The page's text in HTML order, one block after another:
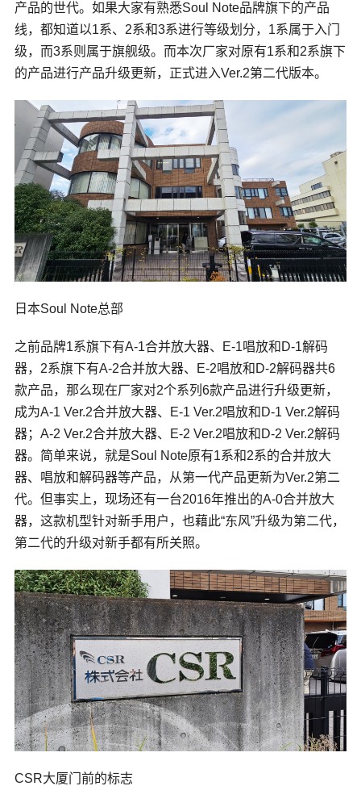
产品的世代。如果大家有熟悉Soul Note品牌旗下的产品
线，都知道以1系、2系和3系进行等级划分，1系属于入门
级，而3系则属于旗舰级。而本次厂家对原有1系和2系旗下
的产品进行产品升级更新，正式进入Ver.2第二代版本。
日本Soul Note总部
之前品牌1系旗下有A-1合并放大器、E-1唱放和D-1解码
器，2系旗下有A-2合并放大器、
E-2唱放和D-2解码器共6
款产品，那么现在厂家对2个系列6款产品进行升级更新，
成为A-1 Ver.2合并放大器、E-1 Ver.2唱放和D-1 Ver.2解码
器；A-2 Ver.2合并放大器、E-2 Ver.2唱放和D-2 Ver.2解码
器。简单来说，就是Soul Note原有1系和2系的合并放大
器、唱放和解码器等产品，从第一代产品更新为Ver.2第二
代。但事实上，现场还有一台2016年推出的A-0合并放大
器，这款机型针对新手用户，也藉此“东风”升级为第二代，
第二代的升级对新手都有所关照。
CSR大厦门前的标志